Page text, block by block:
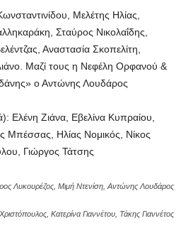
Μελέτης Ηλίας,
Σταύρος Νικολαΐδης,
Αναστασία Σκοπελίτη,
Μαζί τους η Νεφέλη Ορφανού &
ο Αντώνης Λουδάρος
Ελένη Ζιάνα, Εβελίνα Κυπραίου,
Μπέσσας, Ηλίας Νομικός, Νίκος
Γιώργος Τάτσης
Λυκουρέζος, Μιμή Ντενίση, Αντώνης Λουδάρος
Κατερίνα Γιαννέτου, Τάκης Γιαννέτος